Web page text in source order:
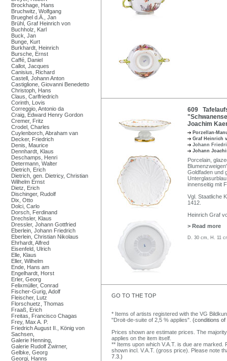
Brockhage, Hans
Bruchwitz, Wolfgang
Brueghel d.Ä., Jan
Brühl, Graf Heinrich von
Buchholz, Karl
Buck, Jan
Bunge, Kurt
Burkhardt, Heinrich
Bursche, Ernst
Caffé, Daniel
Callot, Jacques
Canisius, Richard
Castell, Johann Anton
Castiglione, Giovanni Benedetto
Christoph, Hans
Claus, Carlfriedrich
Corinth, Lovis
Correggio, Antonio da
Craig, Edward Henry Gordon
Cremer, Fritz
Crodel, Charles
Cuylenborch, Abraham van
Decker, Friedrich
Denis, Maurice
Dennhardt, Klaus
Deschamps, Henri
Determann, Walter
Dietrich, Erich
Dietrich, gen. Dietricy, Christian
Wilhelm Ernst
Dietz, Erich
Dischinger, Rudolf
Dix, Otto
Dolci, Carlo
Dorsch, Ferdinand
Drechsler, Klaus
Dressler, Johann Gottfried
Eberlein, Johann Friedrich
Eberlein, Christian Nikolaus
Ehrhardt, Alfred
Eisenfeld, Ulrich
Elle, Klaus
Eller, Wilhelm
Ende, Hans am
Engelhardt, Horst
Erler, Georg
Felixmüller, Conrad
Fischer-Gurig, Adolf
Fleischer, Lutz
Florschuetz, Thomas
Fraaß, Erich
Freitas, Francisco Chagas
Frey, Max A. P.
Friedrich August II., König von
Sachsen,
Galerie Henning,
Galerie Rudolf Zwirner,
Gelbke, Georg
Georgi, Hanns
609
Joachim
Porzellan-
Graf Heinrich
Johann
Johann
Porcelain,
Goldfaden und
innenseitig mit
Vgl. Staatliche
1412.
Heinrich Graf
> Read more
D. 30 cm, H. 11
GO TO THE TOP
* Items of artists registered with the VG
"Droit-de-suite of 2,5 % applies". (conditions of
Prices shown are estimate prices. The
applies on the item itself.
** Items upon which V.A.T. is due are
shown incl. V.A.T. (gross price). Please note
7.3.)